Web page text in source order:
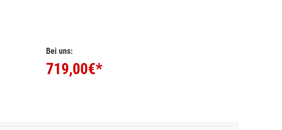
Bei uns:
719,00€*